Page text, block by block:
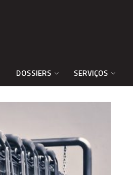
DOSSIERS SERVIÇOS